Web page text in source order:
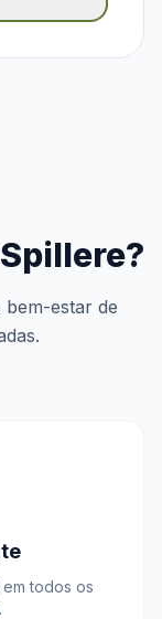
bem-estar de
todos os